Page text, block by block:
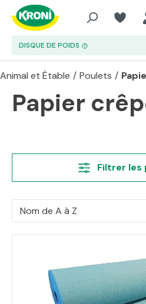
Aller au contenu principal
DISQUE DE POIDS
Animal et Étable / Poulets /
Papier
Filtrer les